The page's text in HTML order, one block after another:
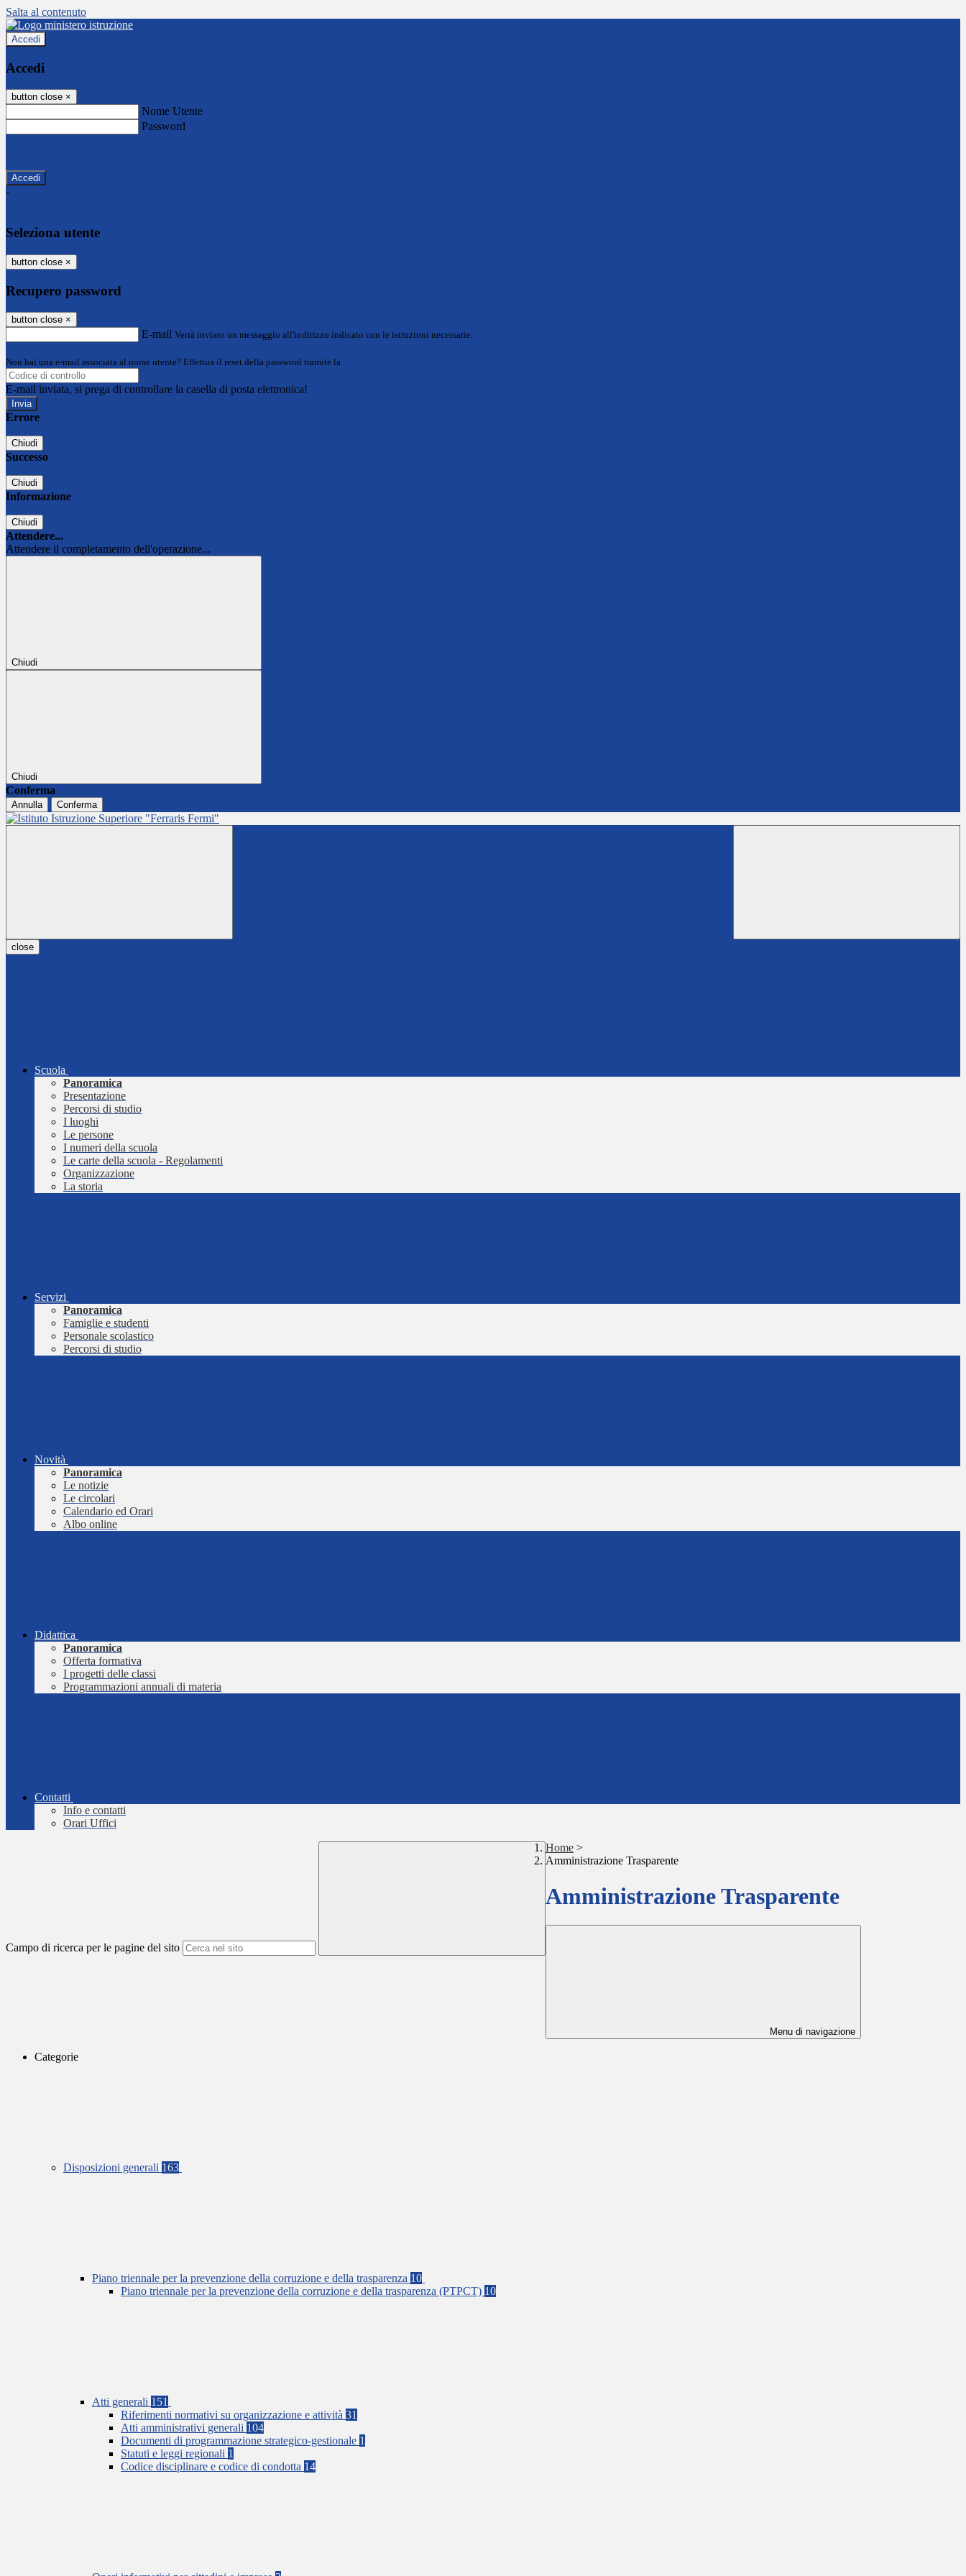
Salta al contenuto
Accedi
Accedi
button close ×
Nome Utente
Password
-
Seleziona utente
button close ×
Recupero password
button close ×
E-mail Verrà inviato un messaggio all'indirizzo indicato con le istruzioni necessarie.
Non hai una e-mail associata al nome utente? Effettua il reset della password tramite la
E-mail inviata, si prega di controllare la casella di posta elettronica!
Errore
Chiudi
Successo
Chiudi
Informazione
Chiudi
Attendere...
Attendere il completamento dell'operazione...
Chiudi
Chiudi
Conferma
Annulla Conferma
close
Scuola
Panoramica
Presentazione
Percorsi di studio
I luoghi
Le persone
I numeri della scuola
Le carte della scuola - Regolamenti
Organizzazione
La storia
Servizi
Panoramica
Famiglie e studenti
Personale scolastico
Percorsi di studio
Novità
Panoramica
Le notizie
Le circolari
Calendario ed Orari
Albo online
Didattica
Panoramica
Offerta formativa
I progetti delle classi
Programmazioni annuali di materia
Contatti
Info e contatti
Orari Uffici
Campo di ricerca per le pagine del sito
Home >
Amministrazione Trasparente
Amministrazione Trasparente
Menu di navigazione
Categorie
Disposizioni generali 163
Piano triennale per la prevenzione della corruzione e della trasparenza 10
Piano triennale per la prevenzione della corruzione e della trasparenza (PTPCT) 10
Atti generali 151
Riferimenti normativi su organizzazione e attività 31
Atti amministrativi generali 104
Documenti di programmazione strategico-gestionale 1
Statuti e leggi regionali 1
Codice disciplinare e codice di condotta 14